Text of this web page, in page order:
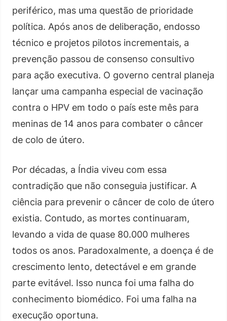
periférico, mas uma questão de prioridade
política. Após anos de deliberação, endosso
técnico e projetos pilotos incrementais, a
prevenção passou de consenso consultivo
para ação executiva. O governo central planeja
lançar uma campanha especial de vacinação
contra o HPV em todo o país este mês para
meninas de 14 anos para combater o câncer
de colo de útero.
Por décadas, a Índia viveu com essa
contradição que não conseguia justificar. A
ciência para prevenir o câncer de colo de útero
existia. Contudo, as mortes continuaram,
levando a vida de quase 80.000 mulheres
todos os anos. Paradoxalmente, a doença é de
crescimento lento, detectável e em grande
parte evitável. Isso nunca foi uma falha do
conhecimento biomédico. Foi uma falha na
execução oportuna.